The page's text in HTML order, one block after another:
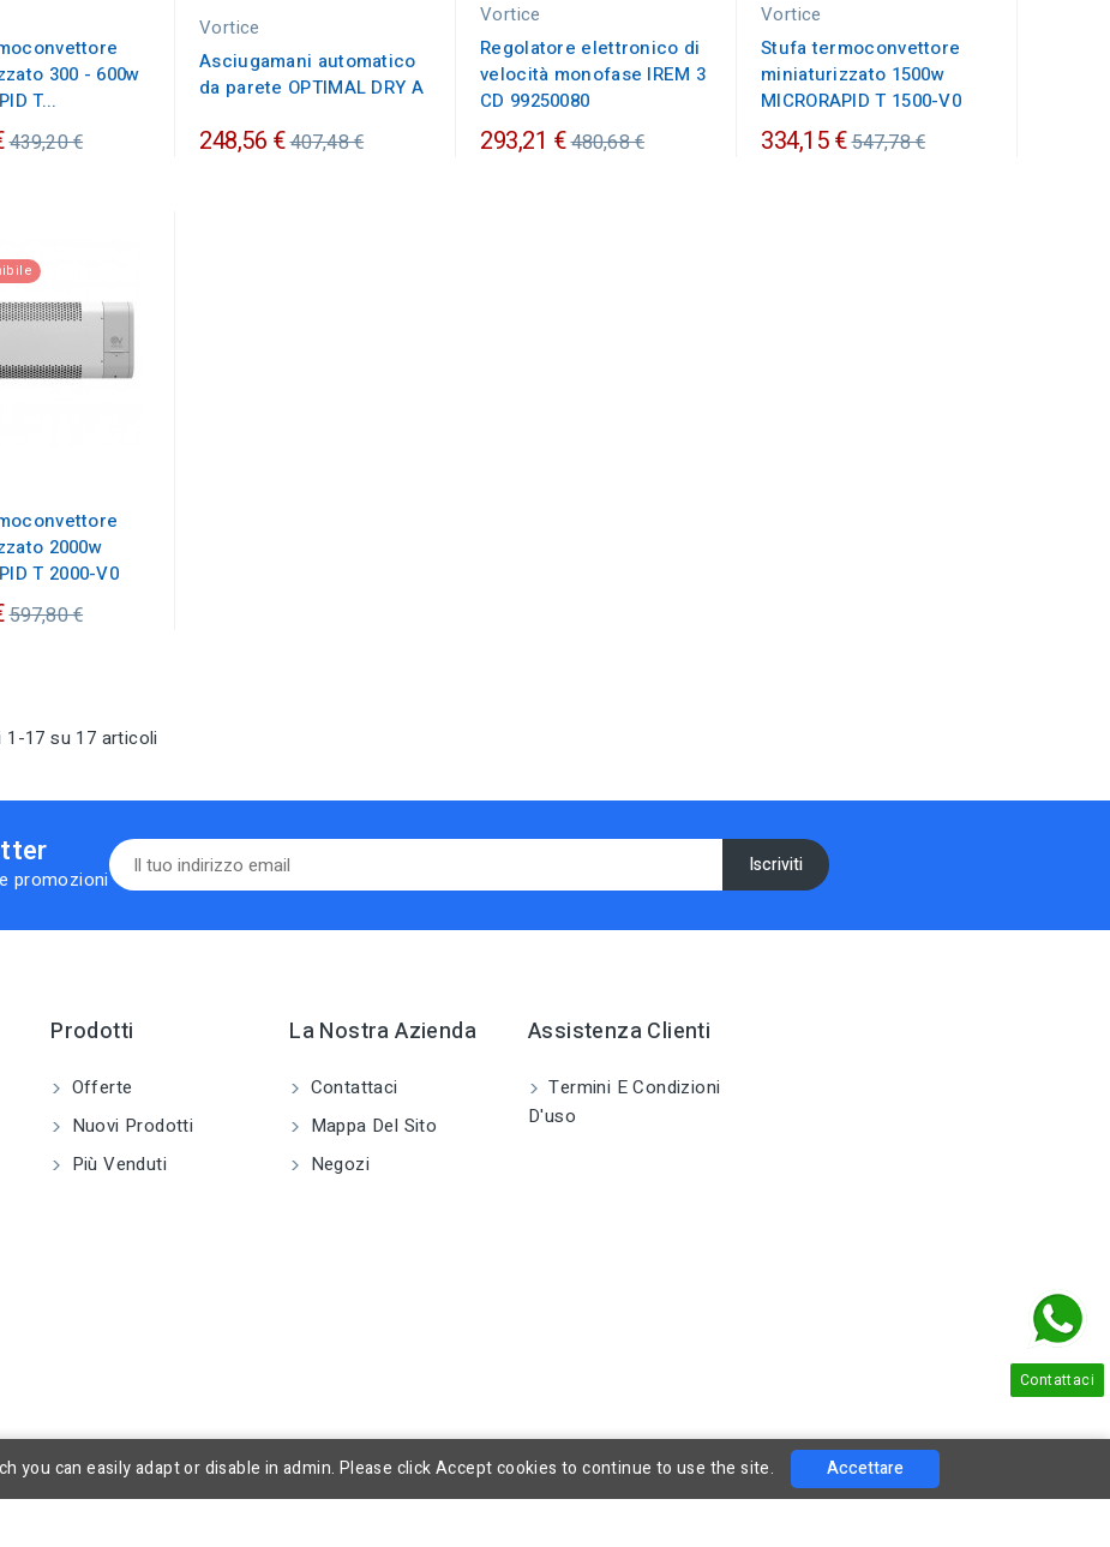
300 - 600w
T...
Prezzo
439,20 €
Vortice
Asciugamani automatico
da parete OPTIMAL DRY A
248,56 €Prezzo
407,48 €
Vortice
Regolatore elettronico di
velocità monofase IREM 3
CD 99250080
293,21 €Prezzo
480,68 €
Vortice
Stufa termoconvettore
miniaturizzato 1500w
MICRORAPID T 1500-V0
334,15 €Prezzo
547,78 €
2000w
T 2000-V0
Prezzo
597,80 €
17 su 17 articoli
promozioni
Prodotti
Offerte
Nuovi Prodotti
Più Venduti
La Nostra Azienda
Contattaci
Mappa Del Sito
Negozi
Assistenza Clienti
Termini E Condizioni
D'uso
you can easily adapt or disable in admin. Please click Accept cookies to continue to use the site. Accettare
Contattaci